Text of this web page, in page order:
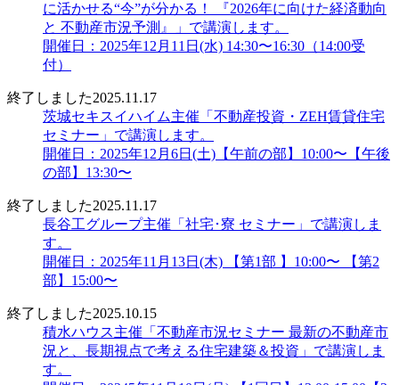
に活かせる“今”が分かる！ 『2026年に向けた経済動向
と 不動産市況予測』」で講演します。
開催日：2025年12月11日(水) 14:30〜16:30（14:00受
付）
終了しました2025.11.17
茨城セキスイハイム主催「不動産投資・ZEH賃貸住宅
セミナー」で講演します。
開催日：2025年12月6日(土)【午前の部】10:00〜【午後
の部】13:30〜
終了しました2025.11.17
長谷工グループ主催「社宅･寮 セミナー」で講演しま
す。
開催日：2025年11月13日(木) 【第1部 】10:00〜 【第2
部】15:00〜
終了しました2025.10.15
積水ハウス主催「不動産市況セミナー 最新の不動産市
況と、長期視点で考える住宅建築＆投資」で講演しま
す。